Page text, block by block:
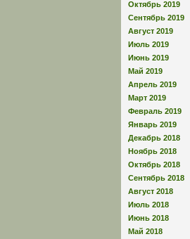
Октябрь 2019
Сентябрь 2019
Август 2019
Июль 2019
Июнь 2019
Май 2019
Апрель 2019
Март 2019
Февраль 2019
Январь 2019
Декабрь 2018
Ноябрь 2018
Октябрь 2018
Сентябрь 2018
Август 2018
Июль 2018
Июнь 2018
Май 2018